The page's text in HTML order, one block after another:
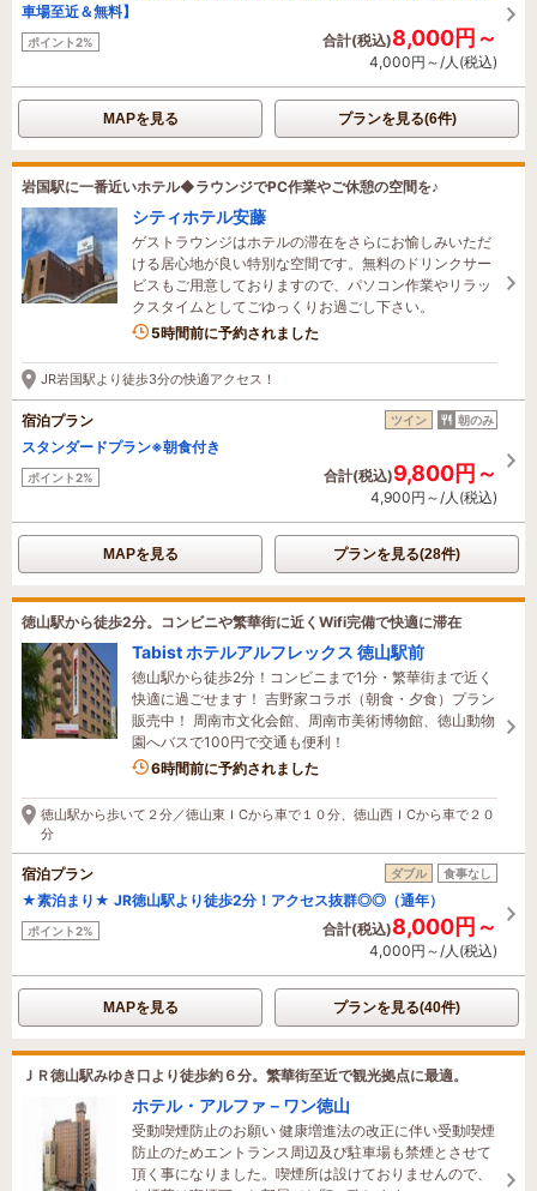
車場至近＆無料】
ポイント2% 合計(税込)8,000円～
4,000円～/人(税込)
MAPを見る プランを見る(6件)
岩国駅に一番近いホテル◆ラウンジでPC作業やご休憩の空間を♪
シティホテル安藤
ゲストラウンジはホテルの滞在をさらにお愉しみいただ
ける居心地が良い特別な空間です。無料のドリンクサー
ビスもご用意しておりますので、パソコン作業やリラッ
クスタイムとしてごゆっくりお過ごし下さい。
5時間前に予約されました
JR岩国駅より徒歩3分の快適アクセス！
宿泊プラン ツイン 朝のみ
スタンダードプラン※朝食付き
ポイント2% 合計(税込)9,800円～
4,900円～/人(税込)
MAPを見る プランを見る(28件)
徳山駅から徒歩2分。コンビニや繁華街に近くWifi完備で快適に滞在
Tabist ホテルアルフレックス 徳山駅前
徳山駅から徒歩2分！コンビニまで1分・繁華街まで近く
快適に過ごせます！ 吉野家コラボ（朝食・夕食）プラン
販売中！ 周南市文化会館、周南市美術博物館、徳山動物
園へバスで100円で交通も便利！
6時間前に予約されました
徳山駅から歩いて２分／徳山東ＩCから車で１０分、徳山西ＩCから車で２０
分
宿泊プラン ダブル 食事なし
★素泊まり★ JR徳山駅より徒歩2分！アクセス抜群◎◎（通年）
ポイント2% 合計(税込)8,000円～
4,000円～/人(税込)
MAPを見る プランを見る(40件)
ＪＲ徳山駅みゆき口より徒歩約６分。繁華街至近で観光拠点に最適。
ホテル・アルファ－ワン徳山
受動喫煙防止のお願い 健康増進法の改正に伴い受動喫煙
防止のためエントランス周辺及び駐車場も禁煙とさせて
頂く事になりました。喫煙所は設けておりませんので、